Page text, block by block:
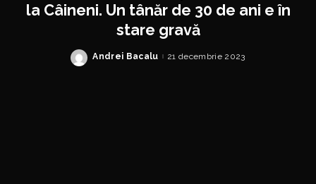
la Câineni. Un tânăr de 30 de ani e în
stare gravă
Posted
Andrei Bacalu 21 decembrie 2023